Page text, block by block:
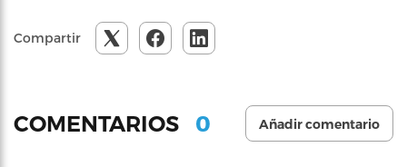
Compartir
COMENTARIOS 0 Añadir comentario